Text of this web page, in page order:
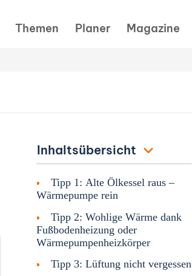
Themen Planer Magazine
Inhaltsübersicht
Tipp 1: Alte Ölkessel raus –
Wärmepumpe rein
Tipp 2: Wohlige Wärme dank
Fußbodenheizung oder
Wärmepumpenheizkörper
Tipp 3: Lüftung nicht vergessen